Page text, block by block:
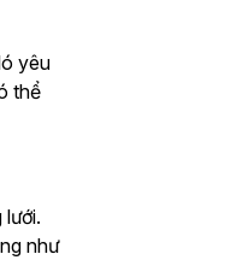
yêu
thể
như